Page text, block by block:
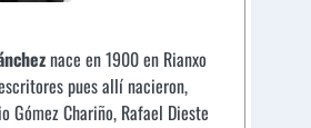
nace en 1900 en Rianxo
pues allí nacieron,
Gómez Chariño, Rafael Dieste